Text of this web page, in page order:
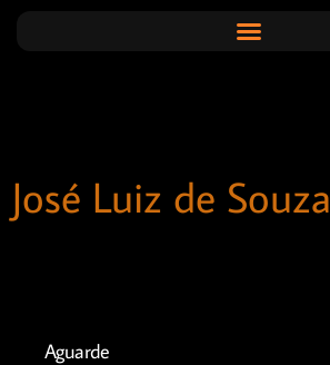
José Luiz de Souza
Aguarde